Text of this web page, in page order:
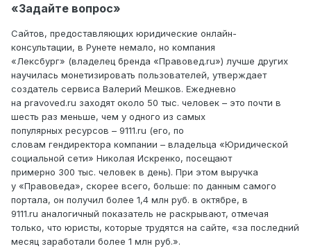
«Задайте вопрос»
Сайтов, предоставляющих юридические онлайн-
консультации, в Рунете немало, но компания
«Лексбург» (владелец бренда «Правовед.ru») лучше других
научилась монетизировать пользователей, утверждает
создатель сервиса Валерий Мешков. Ежедневно
на pravoved.ru заходят около 50 тыс. человек – это почти в
шесть раз меньше, чем у одного из самых
популярных ресурсов – 9111.ru (его, по
словам гендиректора компании – владельца «Юридической
социальной сети» Николая Искренко, посещают
примерно 300 тыс. человек в день). При этом выручка
у «Правоведа», скорее всего, больше: по данным самого
портала, он получил более 1,4 млн руб. в октябре, в
9111.ru аналогичный показатель не раскрывают, отмечая
только, что юристы, которые трудятся на сайте, «за последний
месяц заработали более 1 млн руб.».